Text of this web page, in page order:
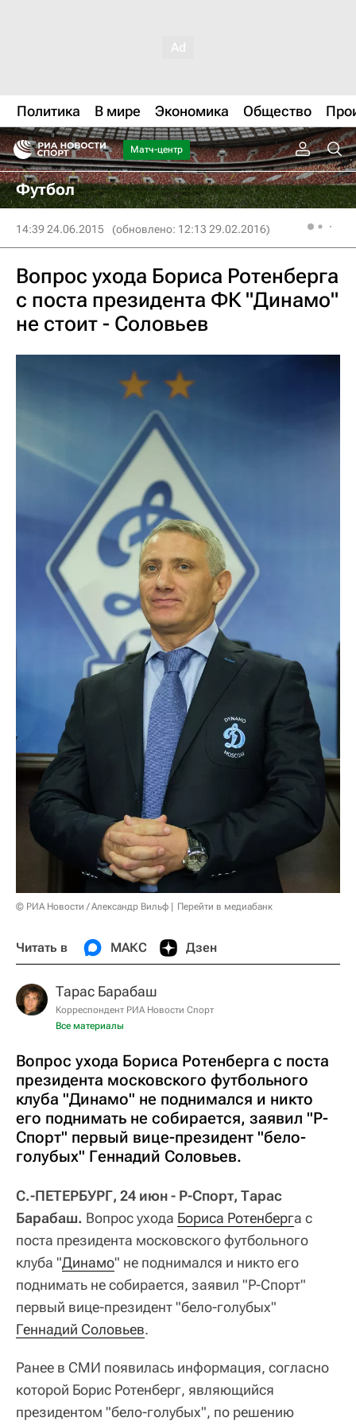
Политика В мире Экономика Общество
Матч-центр
Футбол
14:39 24.06.2015 (обновлено: 12:13 29.02.2016)
Вопрос ухода Бориса Ротенберга
с поста президента ФК "Динамо"
не стоит - Соловьев
© РИА Новости / Александр Вильф Перейти в медиабанк
Читать в МАКС Дзен
Тарас Барабаш
Корреспондент РИА Новости Спорт
Все материалы
Вопрос ухода Бориса Ротенберга с поста
президента московского футбольного
клуба "Динамо" не поднимался и никто
его поднимать не собирается, заявил "Р-
Спорт" первый вице-президент "бело-
голубых" Геннадий Соловьев.
С.-ПЕТЕРБУРГ, 24 июн - Р-Спорт, Тарас
Барабаш. Вопрос ухода Бориса Ротенберга с
поста президента московского футбольного
клуба "Динамо" не поднимался и никто его
поднимать не собирается, заявил "Р-Спорт"
первый вице-президент "бело-голубых"
Геннадий Соловьев.
Ранее в СМИ появилась информация, согласно
которой Борис Ротенберг, являющийся
президентом "бело-голубых", по решению